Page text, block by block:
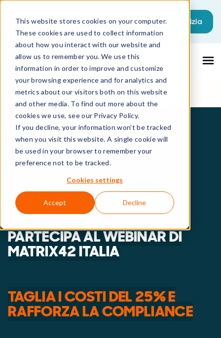
This website stores cookies on your computer.
These cookies are used to collect information
about how you interact with our website and
allow us to remember you. We use this
information in order to improve and customize
your browsing experience and for analytics and
metrics about our visitors both on this website
and other media. To find out more about the
cookies we use, see our Privacy Policy.
If you decline, your information won’t be tracked
when you visit this website. A single cookie will
be used in your browser to remember your
preference not to be tracked.
Cookies settings
Accept Decline
Inizia
MATRIX42 ITALIA
WEBINAR
14.05.2026
11:00 - 12:00
PARTECIPA AL WEBINAR DI
MATRIX42 ITALIA
TAGLIA I COSTI DEL 25% E
RAFFORZA LA COMPLIANCE